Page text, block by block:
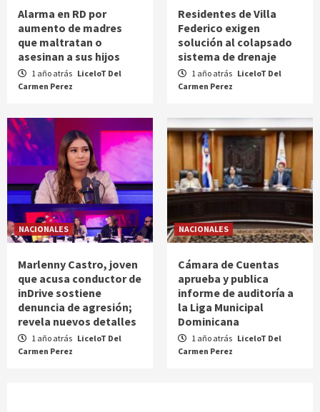
Alarma en RD por
aumento de madres
que maltratan o
asesinan a sus hijos
1 año atrás LiceloT Del
Carmen Perez
Residentes de Villa
Federico exigen
solución al colapsado
sistema de drenaje
1 año atrás LiceloT Del
Carmen Perez
NACIONALES
Marlenny Castro, joven
que acusa conductor de
inDrive sostiene
denuncia de agresión;
revela nuevos detalles
1 año atrás LiceloT Del
Carmen Perez
NACIONALES
Cámara de Cuentas
aprueba y publica
informe de auditoría a
la Liga Municipal
Dominicana
1 año atrás LiceloT Del
Carmen Perez